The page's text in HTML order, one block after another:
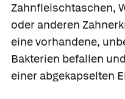
Zahnfleischtaschen,
oder anderen
eine vorhandene,
Bakterien befallen
einer abgekapselten